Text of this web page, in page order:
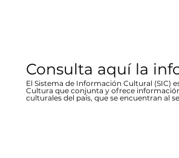
Consulta aquí la
El Sistema de Información Cultural (SIC)
Cultura que conjunta y ofrece
culturales del país, que se encuentran al